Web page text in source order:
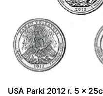
USA Parki 2012 r. 5 x 25c